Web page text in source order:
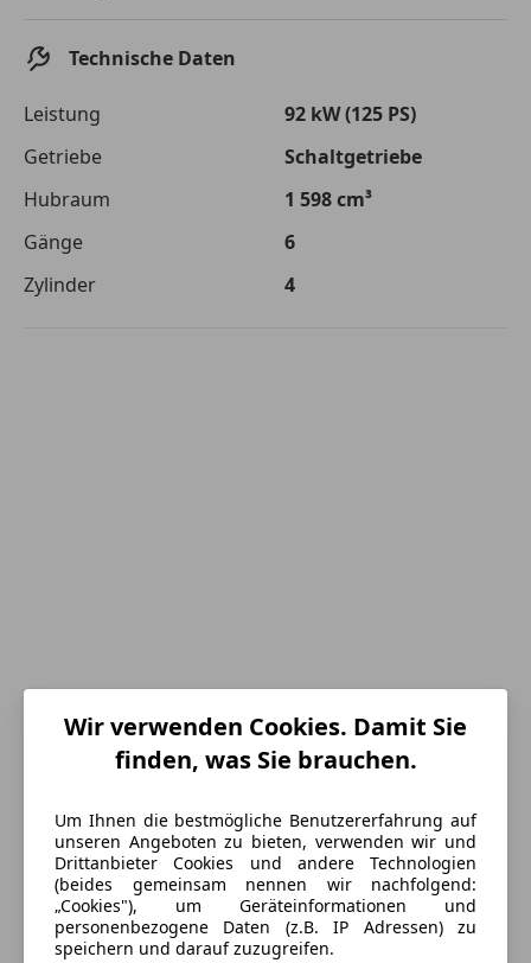
Jahre. Zinsspanne Sollzinssatz: 2,90% - 14,90%.
Technische Daten
Leistung
92 kW (125 PS)
Getriebe
Schaltgetriebe
Hubraum
1 598 cm³
Gänge
6
Zylinder
4
Energieverbrauch
Kraftstoffverbrauch
6,00l/100 km (komb.)
CO₂-Emissionen
155 g/km (komb.)
Ausstattung
Wir verwenden Cookies. Damit Sie
finden, was Sie brauchen.
Um Ihnen die bestmögliche Benutzererfahrung auf
unseren Angeboten zu bieten, verwenden wir und
Drittanbieter Cookies und andere Technologien
(beides gemeinsam nennen wir nachfolgend:
„Cookies"), um Geräteinformationen und
personenbezogene Daten (z.B. IP Adressen) zu
speichern und darauf zuzugreifen.